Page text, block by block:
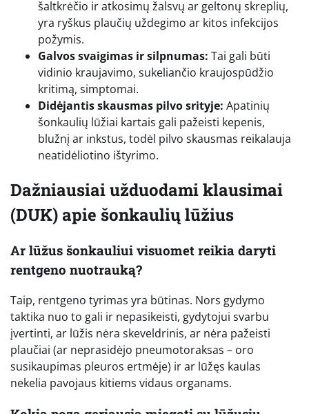
šaltkrėčio ir atkosimų žalsvų ar geltonų skreplių,
yra ryškus plaučių uždegimo ar kitos infekcijos
požymis.
Galvos svaigimas ir silpnumas: Tai gali būti
vidinio kraujavimo, sukeliančio kraujospūdžio
kritimą, simptomai.
Didėjantis skausmas pilvo srityje: Apatinių
šonkaulių lūžiai kartais gali pažeisti kepenis,
blužnį ar inkstus, todėl pilvo skausmas reikalauja
neatidėliotino ištyrimo.
Dažniausiai užduodami klausimai
(DUK) apie šonkaulių lūžius
Ar lūžus šonkauliui visuomet reikia daryti
rentgeno nuotrauką?
Taip, rentgeno tyrimas yra būtinas. Nors gydymo
taktika nuo to gali ir nepasikeisti, gydytojui svarbu
įvertinti, ar lūžis nėra skeveldrinis, ar nėra pažeisti
plaučiai (ar neprasidėjo pneumotoraksas – oro
susikaupimas pleuros ertmėje) ir ar lūžęs kaulas
nekelia pavojaus kitiems vidaus organams.